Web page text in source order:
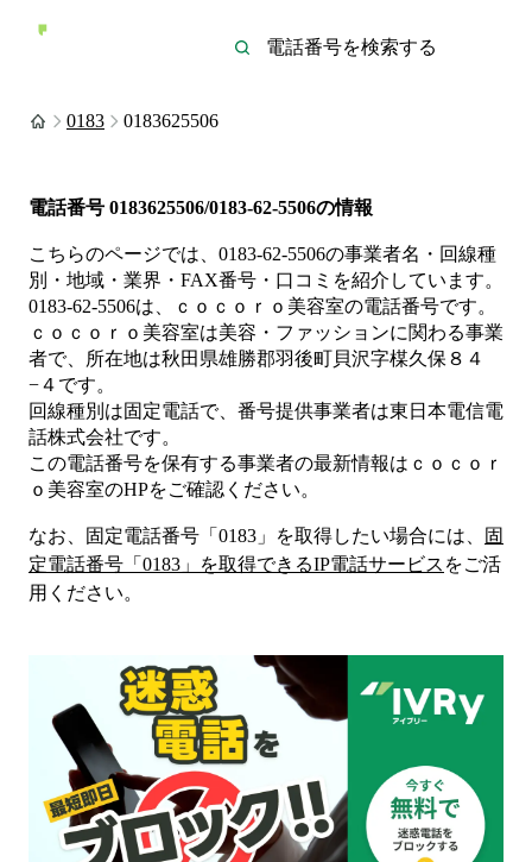
0183 0183625506
電話番号 0183625506/0183-62-5506の情報
こちらのページでは、 0183-62-5506の事業者名・回線種
別・地域・業界・FAX番号・口コミを紹介しています。
0183-62-5506は、 ｃｏｃｏｒｏ美容室の電話番号です。
ｃｏｃｏｒｏ美容室は美容・ファッションに関わる事業
者で、所在地は秋田県雄勝郡羽後町貝沢字楳久保８４
−４ です。
回線種別は固定電話で、番号提供事業者は東日本電信電
話株式会社です。
この電話番号を保有する事業者の最新情報は ｃｏｃｏｒ
ｏ美容室のHPをご確認ください。
なお、固定電話番号「 0183 」を取得したい場合には、
固
定電話番号「 0183 」を取得できるIP電話サービス をご活
用ください。